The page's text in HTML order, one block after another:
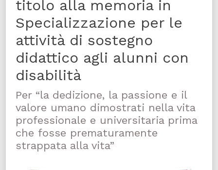
titolo alla memoria in
Specializzazione per le
attività di sostegno
didattico agli alunni con
disabilità
Per “la dedizione, la passione e il
valore umano dimostrati nella vita
professionale e universitaria prima
che fosse prematuramente
strappata alla vita”